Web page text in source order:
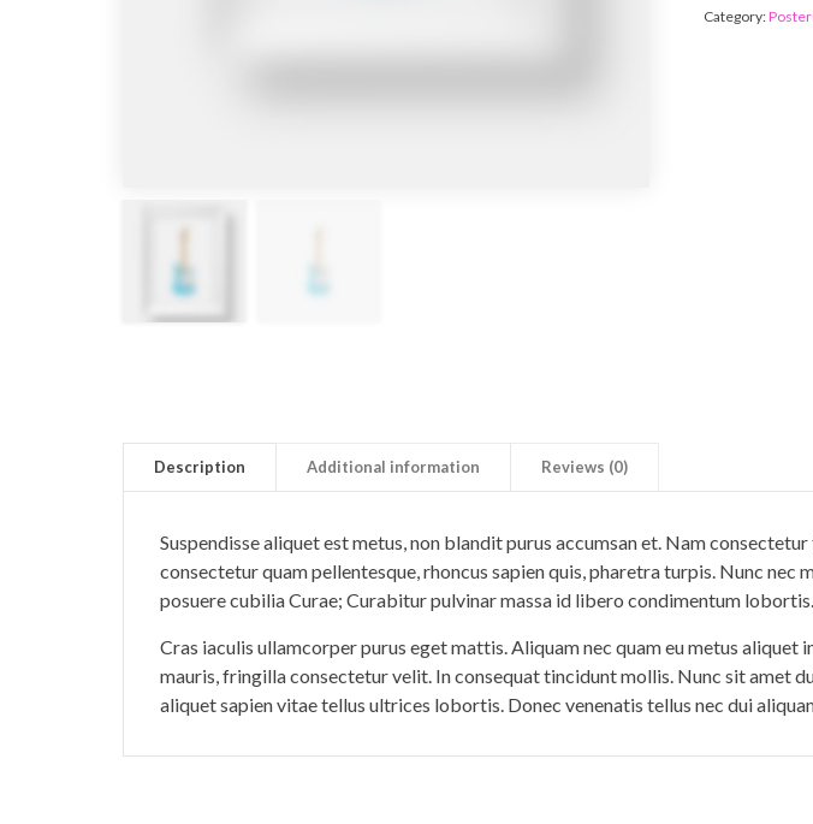
Category:
Description Additional information Reviews (0)
Suspendisse aliquet est metus, non blandit purus accumsan et. Nam
consectetur quam pellentesque, rhoncus sapien quis, pharetra turpis. Nunc
posuere cubilia Curae; Curabitur pulvinar massa id libero condimentum lobortis.
Cras iaculis ullamcorper purus eget mattis. Aliquam nec quam eu metus
mauris, fringilla consectetur velit. In consequat tincidunt mollis. Nunc sit amet
aliquet sapien vitae tellus ultrices lobortis. Donec venenatis tellus nec dui